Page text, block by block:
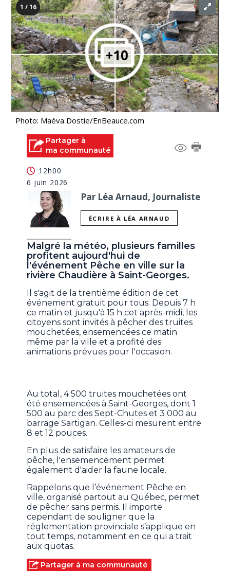
1 / 16
Photo: Maéva Dostie/EnBeauce.com
Partager à
ma communauté
12h00
6 juin 2026
Par Léa Arnaud, Journaliste
ÉCRIRE À LÉA ARNAUD
Malgré la météo, plusieurs familles
profitent aujourd'hui de
l'événement Pêche en ville sur la
rivière Chaudière à Saint-Georges.
Il s'agit de la trentième édition de cet
événement gratuit pour tous. Depuis 7 h
ce matin et jusqu'à 15 h cet après-midi, les
citoyens sont invités à pêcher des truites
mouchetées, ensemencées ce matin
même par la ville et a profité des
animations prévues pour l'occasion.
Au total, 4 500 truites mouchetées ont
été ensemencées à Saint-Georges, dont 1
500 au parc des Sept-Chutes et 3 000 au
barrage Sartigan. Celles-ci mesurent entre
8 et 12 pouces.
En plus de satisfaire les amateurs de
pêche, l'ensemencement permet
également d'aider la faune locale.
Rappelons que l’événement Pêche en
ville, organisé partout au Québec, permet
de pêcher sans permis. Il importe
cependant de souligner que la
réglementation provinciale s’applique en
tout temps, notamment en ce qui a trait
aux quotas.
Partager à ma communauté